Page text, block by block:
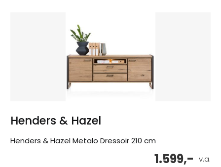
Henders & Hazel
Henders & Hazel Metalo Dressoir 210 cm
v.a.
1.599,-